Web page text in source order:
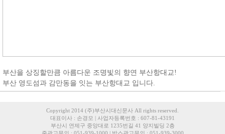
부산을 상징할만큼 아름다운 조명빛의 향연 부산항대교!
부산 영도섬과 감만동을 잇는 부산항대교 입니다.
Copyright 2014 (주)부산시대신문사 All rights reserved.
대표이사 : 손경모 | 사업자등록번호 : 607-81-43191
부산시 연제구 중앙대로 1235번길 41 양지빌딩 2층